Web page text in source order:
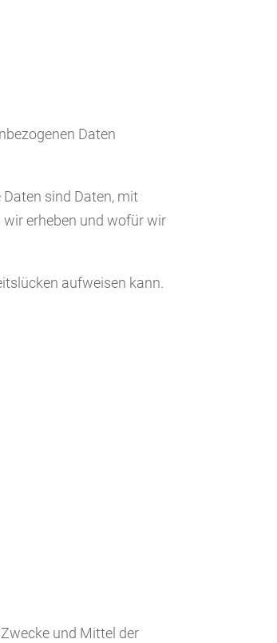
Daten
sind Daten, mit
erheben und wofür wir
aufweisen kann.
und Mittel der